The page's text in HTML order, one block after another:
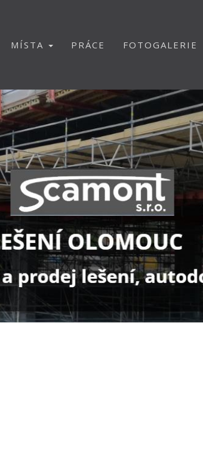
MÍSTA PRÁCE FOTOGALERIE